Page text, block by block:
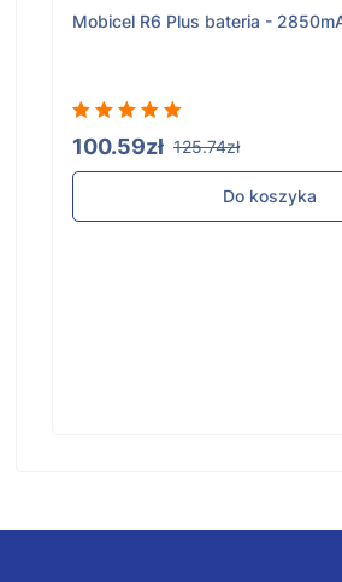
Mobicel R6 Plus bateria -
100.59zł 125.74zł
Do koszyka